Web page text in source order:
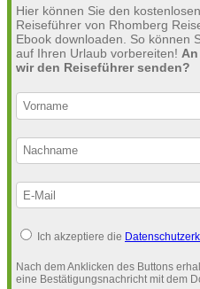
Hier können Sie den
Reiseführer von Rhomberg
Ebook downloaden. So können
auf Ihren Urlaub vorbereiten!
wir den Reiseführer senden?
Ich akzeptiere die
Nach dem Anklicken des Buttons
eine Bestätigungsnachricht mit dem